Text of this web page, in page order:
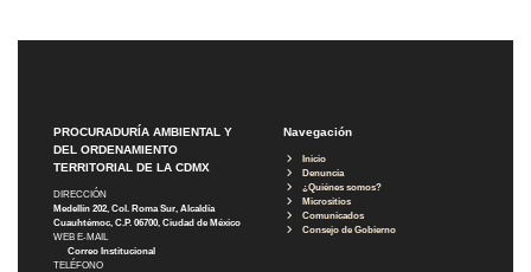
PROCURADURÍA AMBIENTAL Y
DEL ORDENAMIENTO
TERRITORIAL DE LA CDMX
DIRECCIÓN
Medellín 202, Col. Roma Sur, Alcaldía
Cuauhtémoc, C.P. 06700, Ciudad de México
WEB E-MAIL
Correo Institucional
TELÉFONO
Navegación
Inicio
Denuncia
¿Quiénes somos?
Micrositios
Comunicados
Consejo de Gobierno